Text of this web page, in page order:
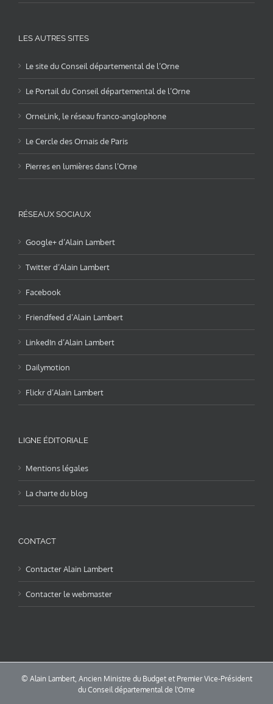
LES AUTRES SITES
Le site du Conseil départemental de l’Orne
Le Portail du Conseil départemental de l’Orne
OrneLink, le réseau franco-anglophone
Le Cercle des Ornais de Paris
Pierres en lumières dans l’Orne
RÉSEAUX SOCIAUX
Google+ d’Alain Lambert
Twitter d’Alain Lambert
Facebook
Friendfeed d’Alain Lambert
LinkedIn d’Alain Lambert
Dailymotion
Flickr d’Alain Lambert
LIGNE ÉDITORIALE
Mentions légales
La charte du blog
CONTACT
Contacter Alain Lambert
Contacter le webmaster
© Alain Lambert, Ancien Ministre du Budget et Premier Vice-Président
du Conseil départemental de l'Orne